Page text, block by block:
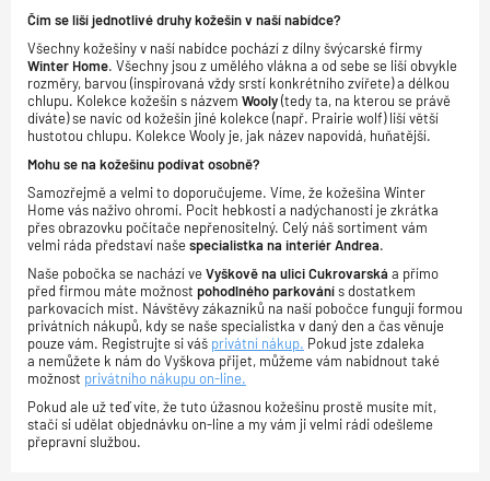
Čím se liší jednotlivé druhy kožešin v naší nabídce?
Všechny kožešiny v naší nabídce pochází z dílny švýcarské firmy
Winter Home. Všechny jsou z umělého vlákna a od sebe se liší obvykle
rozměry, barvou (inspirovaná vždy srstí konkrétního zvířete) a délkou
chlupu. Kolekce kožešin s názvem Wooly(tedy ta, na kterou se právě
díváte) se navíc od kožešin jiné kolekce (např. Prairie wolf) liší větší
hustotou chlupu. Kolekce Wooly je, jak název napovídá, huňatější.
Mohu se na kožešinu podívat osobně?
Samozřejmě a velmi to doporučujeme. Víme, že kožešina Winter
Home vás naživo ohromí. Pocit hebkosti a nadýchanosti je zkrátka
přes obrazovku počítače nepřenositelný. Celý náš sortiment vám
velmi ráda představí našespecialistka na interiér Andrea.
Naše pobočka se nachází veVyškově na ulici Cukrovarská a přímo
před firmou máte možnost pohodlného parkovánís dostatkem
parkovacích míst. Návštěvy zákazníků na naší pobočce fungují formou
privátních nákupů, kdy se naše specialistka v daný den a čas věnuje
pouze vám. Registrujte si váš privátní nákup. Pokud jste zdaleka
a nemůžete k nám do Vyškova přijet, můžeme vám nabídnout také
možnost privátního nákupu on-line.
Pokud ale už teď víte, že tuto úžasnou kožešinu prostě musíte mít,
stačí si udělat objednávku on-line a my vám ji velmi rádi odešleme
přepravní službou.